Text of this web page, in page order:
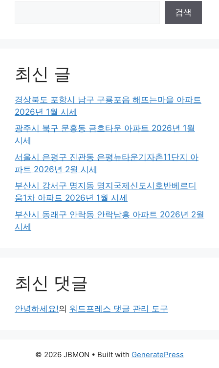
검색
최신 글
경상북도 포항시 남구 구룡포읍 해뜨는마을 아파트
2026년 1월 시세
광주시 북구 문흥동 금호타운 아파트 2026년 1월
시세
서울시 은평구 진관동 은평뉴타운기자촌11단지 아
파트 2026년 2월 시세
부산시 강서구 명지동 명지국제신도시호반베르디
움1차 아파트 2026년 1월 시세
부산시 동래구 안락동 안락남흥 아파트 2026년 2월
시세
최신 댓글
안녕하세요!의 워드프레스 댓글 관리 도구
© 2026 JBMON • Built with GeneratePress